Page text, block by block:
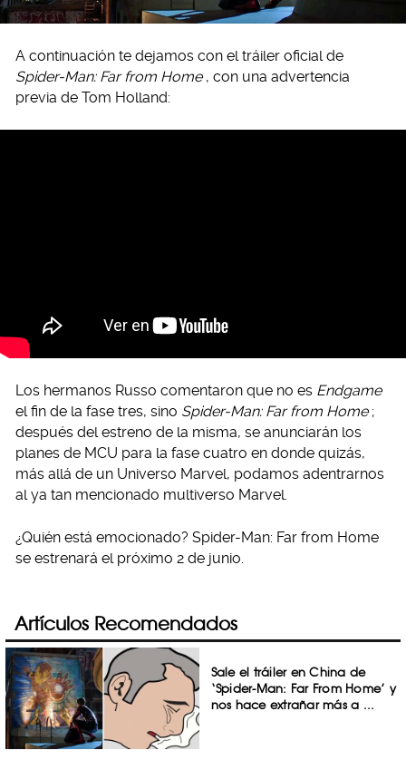
A continuación te dejamos con el tráiler oficial de
Spider-Man: Far from Home , con una advertencia
previa de Tom Holland:
Los hermanos Russo comentaron que no es Endgame
el fin de la fase tres, sino Spider-Man: Far from Home ;
después del estreno de la misma, se anunciarán los
planes de MCU para la fase cuatro en donde quizás,
más allá de un Universo Marvel, podamos adentrarnos
al ya tan mencionado multiverso Marvel.
¿Quién está emocionado? Spider-Man: Far from Home
se estrenará el próximo 2 de junio.
Artículos Recomendados
Sale el tráiler en China de
‘Spider-Man: Far From Home’ y
nos hace extrañar más a ...